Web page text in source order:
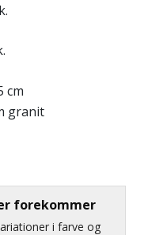
cm
granit
forekommer
i farve og